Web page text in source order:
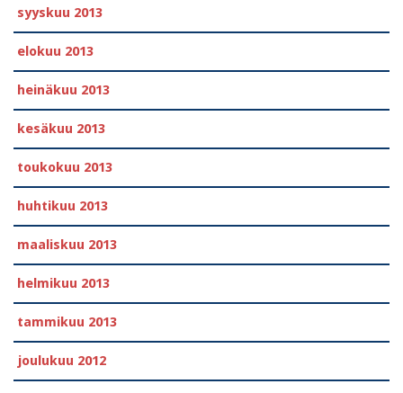
syyskuu 2013
elokuu 2013
heinäkuu 2013
kesäkuu 2013
toukokuu 2013
huhtikuu 2013
maaliskuu 2013
helmikuu 2013
tammikuu 2013
joulukuu 2012